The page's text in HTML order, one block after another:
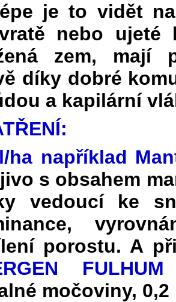
je to vidět
nebo ujeté
zem, mají
díky dobré
a kapilární
ha například
s obsahem
vedoucí ke
porostu. A
močoviny, 0,2